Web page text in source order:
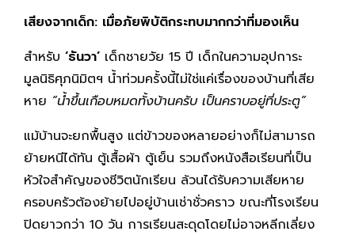
เสียงจากเด็ก: เมื่อภัยพิบัติกระทบมากกว่าที่มองเห็น
สำหรับ ‘ธันวา’ เด็กชายวัย 15 ปี เด็กในความอุปการะ
มูลนิธิศุภนิมิตฯ น้ำท่วมครั้งนี้ไม่ใช่แค่เรื่องของบ้านที่เสีย
หาย “น้ำขึ้นเกือบหมดทั้งบ้านครับ เป็นคราบอยู่ที่ประตู”
แม้บ้านจะยกพื้นสูง แต่ข้าวของหลายอย่างก็ไม่สามารถ
ย้ายหนีได้ทัน ตู้เสื้อผ้า ตู้เย็น รวมถึงหนังสือเรียนที่เป็น
หัวใจสำคัญของชีวิตนักเรียน ล้วนได้รับความเสียหาย
ครอบครัวต้องย้ายไปอยู่บ้านเช่าชั่วคราว ขณะที่โรงเรียน
ปิดยาวกว่า 10 วัน การเรียนสะดุดโดยไม่อาจหลีกเลี่ยง